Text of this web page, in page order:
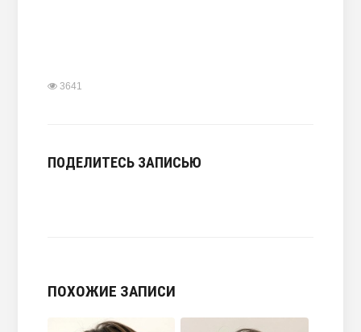
3641
ПОДЕЛИТЕСЬ ЗАПИСЬЮ
ПОХОЖИЕ ЗАПИСИ